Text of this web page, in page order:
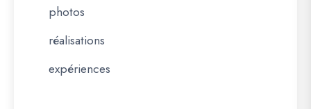
photos
réalisations
expériences